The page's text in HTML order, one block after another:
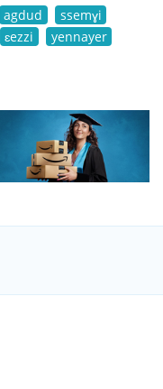
agdud
ssemɣi
ɛezzi
yennayer